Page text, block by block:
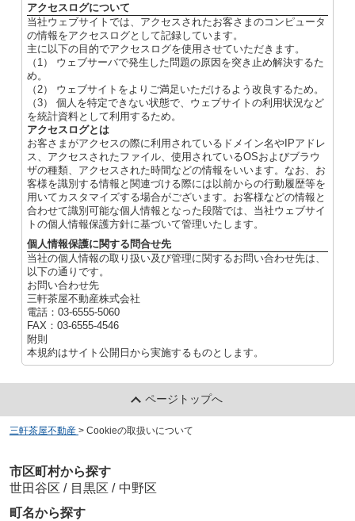
アクセスログについて
当社ウェブサイトでは、アクセスされたお客さまのコンピュータ
の情報をアクセスログとして記録しています。
主に以下の目的でアクセスログを使用させていただきます。
（1） ウェブサーバで発生した問題の原因を突き止め解決するた
め。
（2） ウェブサイトをよりご満足いただけるよう改良するため。
（3） 個人を特定できない状態で、ウェブサイトの利用状況など
を統計資料として利用するため。
アクセスログとは
お客さまがアクセスの際に利用されているドメイン名やIPアドレ
ス、アクセスされたファイル、使用されているOSおよびブラウ
ザの種類、アクセスされた時間などの情報をいいます。なお、お
客様を識別する情報と関連づける際には以前からの行動履歴等を
用いてカスタマイズする場合がございます。お客様などの情報と
合わせて識別可能な個人情報となった段階では、当社ウェブサイ
トの個人情報保護方針に基づいて管理いたします。
個人情報保護に関する問合せ先
当社の個人情報の取り扱い及び管理に関するお問い合わせ先は、
以下の通りです。
お問い合わせ先
三軒茶屋不動産株式会社
電話：03-6555-5060
FAX：03-6555-4546
附則
本規約はサイト公開日から実施するものとします。
ページトップへ
三軒茶屋不動産 > Cookieの取扱いについて
市区町村から探す
世田谷区 / 目黒区 / 中野区
町名から探す